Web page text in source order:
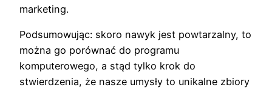
marketing.
Podsumowując: skoro nawyk jest powtarzalny, to
można go porównać do programu
komputerowego, a stąd tylko krok do
stwierdzenia, że nasze umysły to unikalne zbiory